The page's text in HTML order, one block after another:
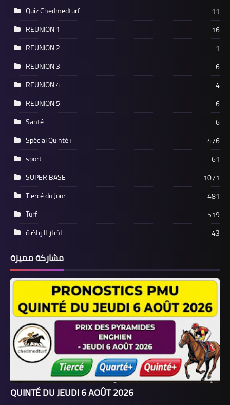
Quiz Chedmedturf
11
REUNION 1
16
REUNION 2
1
REUNION 3
6
REUNION 4
4
REUNION 5
6
Santé
6
Spécial Quinté+
476
sport
61
SUPER BASE
1071
Tiercé du Jour
481
Turf
519
اخبار الرياضة
43
مشاركة مميزة
QUINTÉ DU JEUDI 6 AOÛT 2026